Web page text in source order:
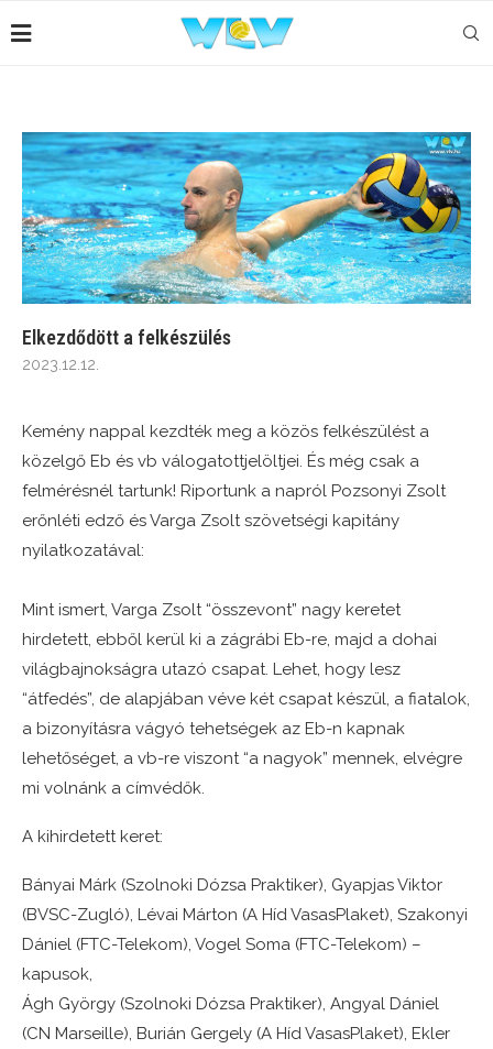
Elkezdődött a felkészülés
2023.12.12.
Kemény nappal kezdték meg a közös felkészülést a
közelgő Eb és vb válogatottjelöltjei. És még csak a
felmérésnél tartunk! Riportunk a napról Pozsonyi Zsolt
erőnléti edző és Varga Zsolt szövetségi kapitány
nyilatkozatával:
Mint ismert, Varga Zsolt “összevont” nagy keretet
hirdetett, ebből kerül ki a zágrábi Eb-re, majd a dohai
világbajnokságra utazó csapat. Lehet, hogy lesz
“átfedés”, de alapjában véve két csapat készül, a fiatalok,
a bizonyításra vágyó tehetségek az Eb-n kapnak
lehetőséget, a vb-re viszont “a nagyok” mennek, elvégre
mi volnánk a címvédők.
A kihirdetett keret:
Bányai Márk (Szolnoki Dózsa Praktiker), Gyapjas Viktor
(BVSC-Zugló), Lévai Márton (A Híd VasasPlaket), Szakonyi
Dániel (FTC-Telekom), Vogel Soma (FTC-Telekom) –
kapusok,
Ágh György (Szolnoki Dózsa Praktiker), Angyal Dániel
(CN Marseille), Burián Gergely (A Híd VasasPlaket), Ekler